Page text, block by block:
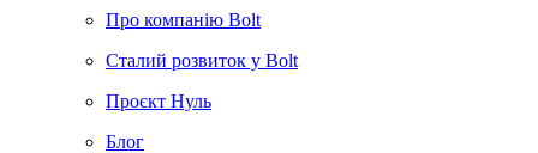
Про компанію Bolt
Сталий розвиток у Bolt
Проєкт Нуль
Блог